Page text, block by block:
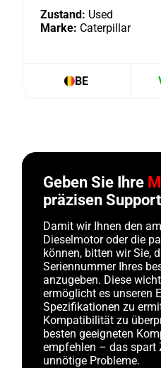
Zustand: Used
Marke: Caterpillar
BE
Geben Sie Ihre
präzisen
Damit wir Ihnen den
Dieselmotor oder die
können, bitten wir Sie,
Seriennummer Ihres
anzugeben. Diese
ermöglicht es unseren
Spezifikationen zu
Kompatibilität zu
besten geeigneten
empfehlen – das spart
unnötige Probleme.